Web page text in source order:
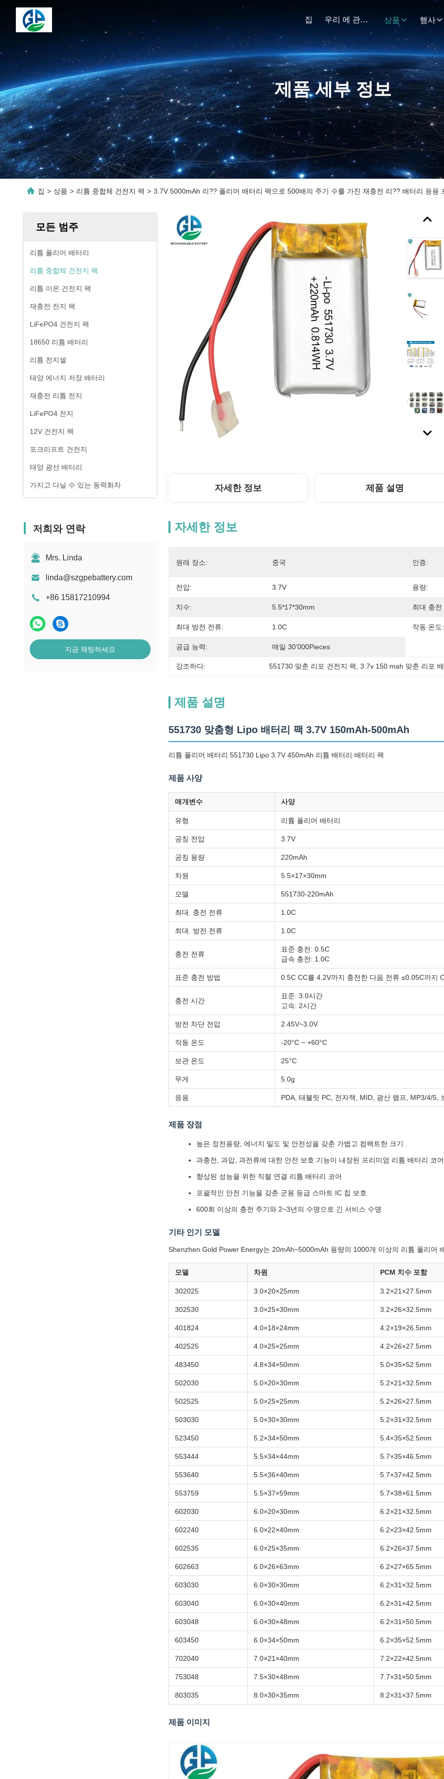
집 우리 에 관한 것 상품 행사
제품 세부 정보
집 > 상품 > 리튬 중합체 건전지 팩 > 3.7V 5000mAh 리?? 폴리머 배터리 팩으로 500배의 주기 수를 가진 재충전 리?? 배터리 응용
모든 범주
리튬 폴리머 배터리
리튬 중합체 건전지 팩
리튬 이온 건전지 팩
재충전 전지 팩
LiFePO4 건전지 팩
18650 리튬 배터리
리튬 전지셀
태양 에너지 저장 배터리
재충전 리튬 전지
LiFePO4 전지
12V 건전지 팩
포크리프트 건전지
태양 광선 배터리
가지고 다닐 수 있는 동력화차
저희와 연락
Mrs. Linda
linda@szgpebattery.com
+86 15817210994
지금 채팅하세요
자세한 정보 제품 설명
자세한 정보
원래 장소: 중국 인증:
전압: 3.7V 용량:
치수: 5.5*17*30mm 최대 충전
최대 방전 전류: 1.0C 작동 온도:
공급 능력: 매일 30'000Pieces
강조하다: 551730 맞춘 리포 건전지 팩 , 3.7v 150 mah 맞춘 리포
제품 설명
551730 맞춤형 Lipo 배터리 팩 3.7V 150mAh-500mAh
리튬 폴리머 배터리 551730 Lipo 3.7V 450mAh 리튬 배터리 배터리 팩
제품 사양
매개변수 사양
유형 리튬 폴리머 배터리
공칭 전압 3.7V
공칭 용량 220mAh
차원 5.5×17×30mm
모델 551730-220mAh
최대. 충전 전류 1.0C
최대. 방전 전류 1.0C
충전 전류
표준 충전: 0.5C
급속 충전: 1.0C
표준 충전 방법 0.5C CC를 4.2V까지 충전한 다음 전류 ≤0.05C까지
충전 시간
표준: 3.0시간
고속: 2시간
방전 차단 전압 2.45V~3.0V
작동 온도 -20°C ~ +60°C
보관 온도 25°C
무게 5.0g
응용 PDA, 태블릿 PC, 전자책, MID, 광산 램프, MP3/4/5,
제품 장점
높은 정전용량, 에너지 밀도 및 안전성을 갖춘 가볍고 컴팩트한 크기
과충전, 과압, 과전류에 대한 안전 보호 기능이 내장된 프리미엄 리튬 배터리 코
향상된 성능을 위한 직렬 연결 리튬 배터리 코어
포괄적인 안전 기능을 갖춘 군용 등급 스마트 IC 칩 보호
600회 이상의 충전 주기와 2~3년의 수명으로 긴 서비스 수명
기타 인기 모델
Shenzhen Gold Power Energy는 20mAh~5000mAh 용량의 1000개 이상의 리튬 폴리머
모델 차원 PCM 치수 포함
302025 3.0×20×25mm 3.2×21×27.5mm
302530 3.0×25×30mm 3.2×26×32.5mm
401824 4.0×18×24mm 4.2×19×26.5mm
402525 4.0×25×25mm 4.2×26×27.5mm
483450 4.8×34×50mm 5.0×35×52.5mm
502030 5.0×20×30mm 5.2×21×32.5mm
502525 5.0×25×25mm 5.2×26×27.5mm
503030 5.0×30×30mm 5.2×31×32.5mm
523450 5.2×34×50mm 5.4×35×52.5mm
553444 5.5×34×44mm 5.7×35×46.5mm
553640 5.5×36×40mm 5.7×37×42.5mm
553759 5.5×37×59mm 5.7×38×61.5mm
602030 6.0×20×30mm 6.2×21×32.5mm
602240 6.0×22×40mm 6.2×23×42.5mm
602535 6.0×25×35mm 6.2×26×37.5mm
602663 6.0×26×63mm 6.2×27×65.5mm
603030 6.0×30×30mm 6.2×31×32.5mm
603040 6.0×30×40mm 6.2×31×42.5mm
603048 6.0×30×48mm 6.2×31×50.5mm
603450 6.0×34×50mm 6.2×35×52.5mm
702040 7.0×21×40mm 7.2×22×42.5mm
753048 7.5×30×48mm 7.7×31×50.5mm
803035 8.0×30×35mm 8.2×31×37.5mm
제품 이미지